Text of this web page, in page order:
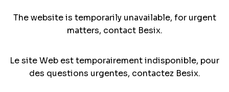
The website is temporarily unavailable, for urgent
matters, contact Besix.
Le site Web est temporairement indisponible, pour
des questions urgentes, contactez Besix.